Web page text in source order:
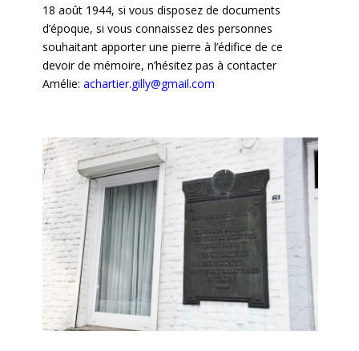
18 août 1944, si vous disposez de documents
d’époque, si vous connaissez des personnes
souhaitant apporter une pierre à l’édifice de ce
devoir de mémoire, n’hésitez pas à contacter
Amélie: achartier.gilly@gmail.com